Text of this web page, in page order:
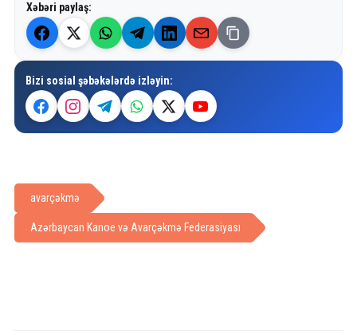
Xəbəri paylaş:
Bizi sosial şəbəkələrdə izləyin:
avarçəkmə
Azərbaycan Kanoe və Avarçəkmə Federasiyası